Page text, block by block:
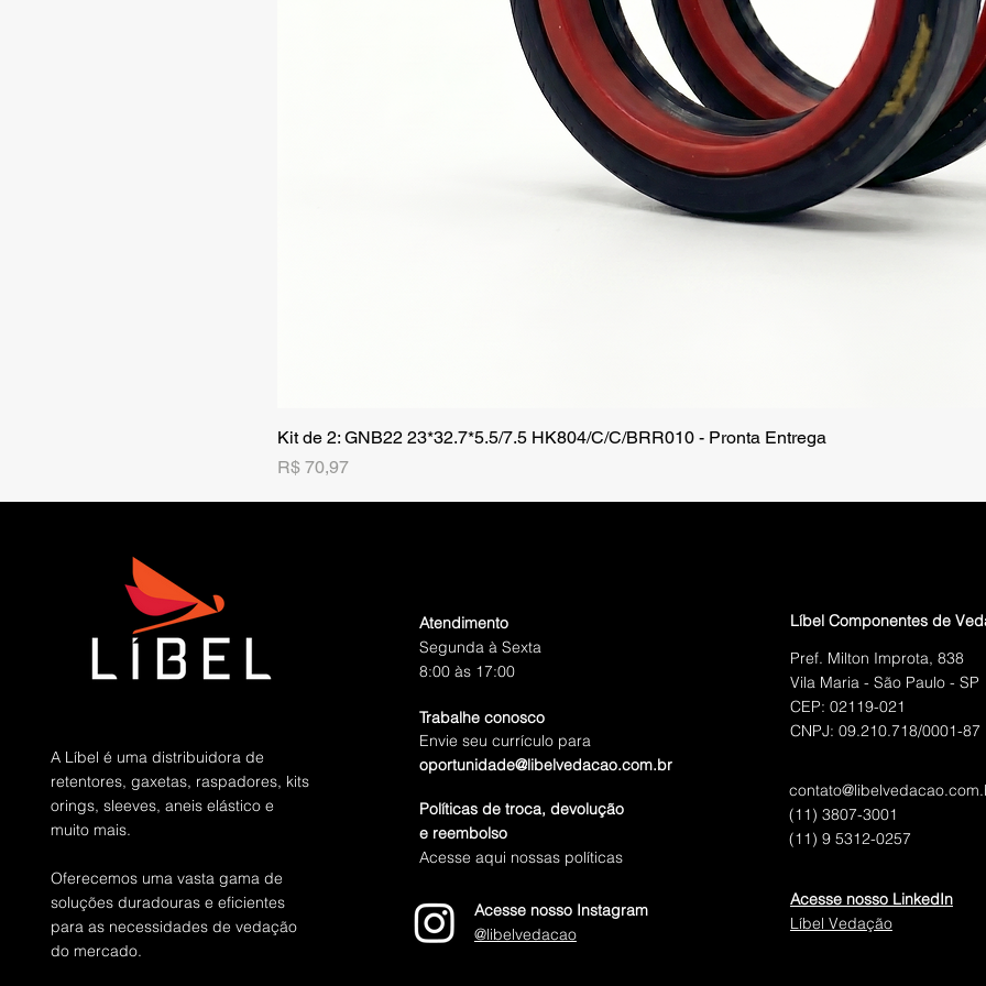
Visualização rápida
Kit de 2: GNB22 23*32.7*5.5/7.5 HK804/C/C/BRR010 - Pronta Entrega
Preço
R$ 70,97
A Líbel é uma distribuidora de
retentores, gaxetas, raspadores, kits
orings, sleeves, aneis elástico e
muito mais.
Oferecemos uma vasta gama de
soluções duradouras e eficientes
para as necessidades de vedação
do mercado.
Atendimento
Segunda à Sexta
8:00 às 17:00
Trabalhe conosco
Envie seu currículo para
oportunidade@libelvedacao.com.br
Políticas de troca, devolução
e reembolso
Acesse aqui nossas políticas
Acesse nosso Instagram
@libelvedacao
Líbel Componentes de
Pref. Milton Improta, 838
Vila Maria - São Paulo - SP
CEP: 02119-021
CNPJ: 09.210.718/0001-87
(11) 3807-3001
(11) 9 5312-0257
Acesse nosso LinkedIn
Líbel Vedação